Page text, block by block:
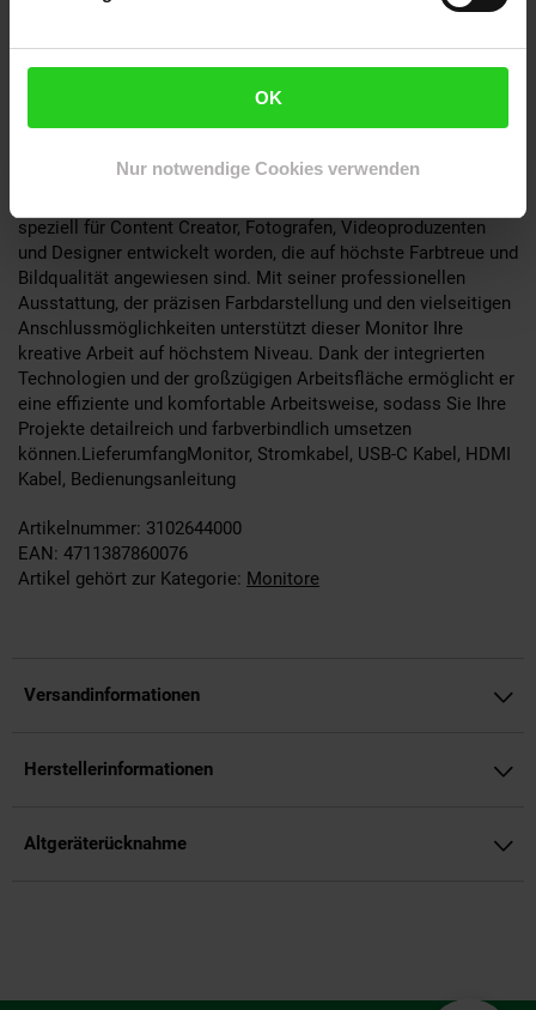
OK
Nur notwendige Cookies verwenden
DisplayPort 1.4 sowie zwei Thunderbolt 4-Ports vorhanden, um
eine nahtlose Verbindung zu verschiedenen Geräten
sicherzustellen. Für eine einfache Steuerung ist eine
integrierte KVM-Umschaltung vorhanden, die mehrere Systeme
Anschlussvielfalt ab.Perfekt für kreative Profis und
speziell für Content Creator, Fotografen, Videoproduzenten
und Designer entwickelt worden, die auf höchste Farbtreue und
Bildqualität angewiesen sind. Mit seiner professionellen
Ausstattung, der präzisen Farbdarstellung und den vielseitigen
Anschlussmöglichkeiten unterstützt dieser Monitor Ihre
kreative Arbeit auf höchstem Niveau. Dank der integrierten
Technologien und der großzügigen Arbeitsfläche ermöglicht er
eine effiziente und komfortable Arbeitsweise, sodass Sie Ihre
Projekte detailreich und farbverbindlich umsetzen
können.LieferumfangMonitor, Stromkabel, USB-C Kabel, HDMI
Kabel, Bedienungsanleitung
Artikelnummer: 3102644000
EAN: 4711387860076
Artikel gehört zur Kategorie: Monitore
Versandinformationen
Herstellerinformationen
Altgeräterücknahme